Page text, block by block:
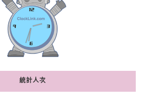
統計人次